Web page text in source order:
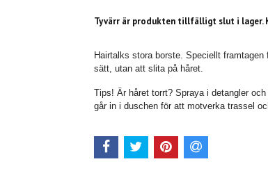
Tyvärr är produkten tillfälligt slut i lager.
Hairtalks stora borste. Speciellt
sätt, utan att slita på håret.
Tips! Är håret torrt? Spraya i detangler
går in i duschen för att motverka trassel